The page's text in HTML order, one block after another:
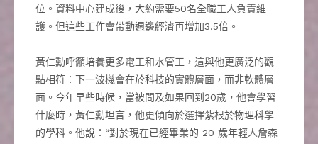
位。資料中心建成後，大約需要50名全職工人負責維
護。但這些工作會帶動週邊經濟再增加3.5倍。
黃仁勳呼籲培養更多電工和水管工，這與他更廣泛的觀
點相符：下一波機會在於科技的實體層面，而非軟體層
面。今年早些時候，當被問及如果回到20歲，他會學習
什麼時，黃仁勳坦言，他更傾向於選擇紮根於物理科學
的學科。他說：“對於現在已經畢業的 20 歲年輕人詹森